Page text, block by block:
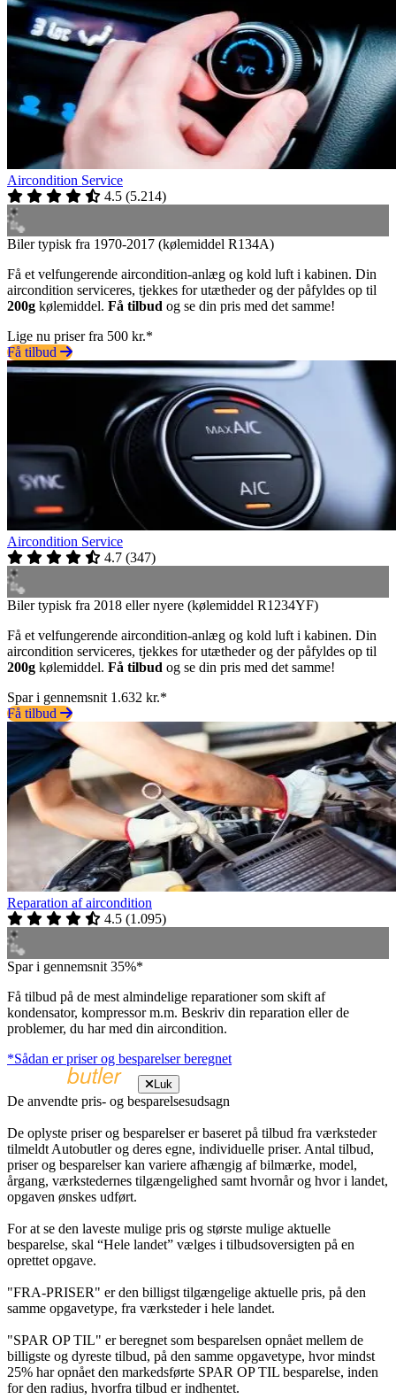
Aircondition Service
4.5 (5.214)
Biler typisk fra 1970-2017 (kølemiddel R134A)
Få et velfungerende aircondition-anlæg og kold luft i kabinen. Din
aircondition serviceres, tjekkes for utætheder og der påfyldes op til
200g kølemiddel. Få tilbud og se din pris med det samme!
Lige nu priser fra 500 kr.*
Få tilbud
Aircondition Service
4.7 (347)
Biler typisk fra 2018 eller nyere (kølemiddel R1234YF)
Få et velfungerende aircondition-anlæg og kold luft i kabinen. Din
aircondition serviceres, tjekkes for utætheder og der påfyldes op til
200g kølemiddel. Få tilbud og se din pris med det samme!
Spar i gennemsnit 1.632 kr.*
Få tilbud
Reparation af aircondition
4.5 (1.095)
Spar i gennemsnit 35%*
Få tilbud på de mest almindelige reparationer som skift af
kondensator, kompressor m.m. Beskriv din reparation eller de
problemer, du har med din aircondition.
*Sådan er priser og besparelser beregnet
Luk
De anvendte pris- og besparelsesudsagn
De oplyste priser og besparelser er baseret på tilbud fra værksteder
tilmeldt Autobutler og deres egne, individuelle priser. Antal tilbud,
priser og besparelser kan variere afhængig af bilmærke, model,
årgang, værkstedernes tilgængelighed samt hvornår og hvor i landet,
opgaven ønskes udført.
For at se den laveste mulige pris og største mulige aktuelle
besparelse, skal “Hele landet” vælges i tilbudsoversigten på en
oprettet opgave.
"FRA-PRISER" er den billigst tilgængelige aktuelle pris, på den
samme opgavetype, fra værksteder i hele landet.
"SPAR OP TIL" er beregnet som besparelsen opnået mellem de
billigste og dyreste tilbud, på den samme opgavetype, hvor mindst
25% har opnået den markedsførte SPAR OP TIL besparelse, inden
for den radius, hvorfra tilbud er indhentet.